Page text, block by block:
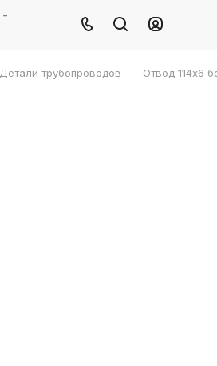
Детали трубопроводов Отвод 114х6